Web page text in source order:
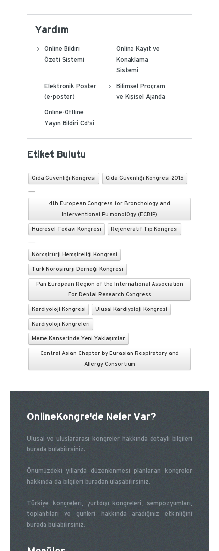
Yardım
Online Bildiri
Özeti Sistemi
Online Kayıt ve
Konaklama
Sistemi
Elektronik Poster
(e-poster)
Bilimsel Program
ve Kişisel Ajanda
Online-Offline
Yayın Bildiri Cd'si
Etiket Bulutu
Gıda Güvenliği Kongresi Gıda Güvenliği Kongresi 2015
4th European Congress for Bronchology and
Interventional PulmonolOgy (ECBIP)
Hücresel Tedavi Kongresi Rejeneratif Tıp Kongresi
Nöroşirürji Hemşireliği Kongresi
Türk Nöroşirürji Derneği Kongresi
Pan European Region of the International Association
For Dental Research Congress
Kardiyoloji Kongresi Ulusal Kardiyoloji Kongresi
Kardiyoloji Kongreleri
Meme Kanserinde Yeni Yaklaşımlar
Central Asian Chapter by Eurasian Respiratory and
Allergy Consortium
OnlineKongre'de Neler Var?
Ulusal ve uluslararası kongreler hakkında detaylı bilgileri
burada bulabilirsiniz.
Önümüzdeki yıllarda düzenlenmesi planlanan kongreler
hakkında da bilgileri buradan ulaşabilirsiniz.
Türkiye kongreleri, yurtdışı kongreleri, sempozyumları,
toplantıları ve günleri hakkında aradığınız etkinliğini
burada bulabilirsiniz.